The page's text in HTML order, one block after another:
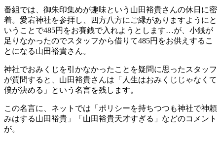
番組では、御朱印集めが趣味という山田裕貴さんの休日に密
着。愛宕神社を参拝し、四方八方にご縁がありますようにと
いうことで485円をお賽銭で入れようとします…が、小銭が
足りなかったのでスタッフから借りて485円をお供えするこ
とになる山田裕貴さん。
神社でおみくじを引かなかったことを疑問に思ったスタッフ
が質問すると、山田裕貴さんは「人生はおみくじじゃなくて
僕が決める」という名言を残します。
この名言に、ネットでは「ポリシーを持ちつつも神社で神頼
みはする山田裕貴」「山田裕貴天才すぎる」などのコメント
が。